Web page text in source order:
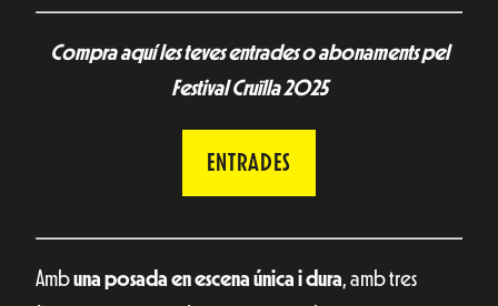
Compra aquí les teves entrades o abonaments pel
Festival Cruïlla 2025
ENTRADES
Ambuna posada en escena única i dura, amb tres